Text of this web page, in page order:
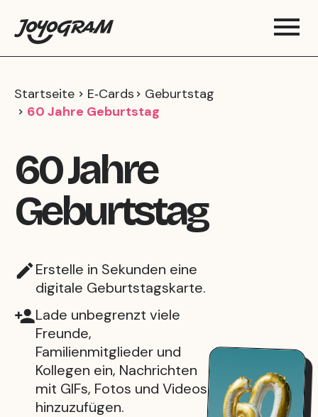
Startseite E‑Cards
Geburtstag
60 Jahre Geburtstag
60 Jahre
Geburtstag
Erstelle in Sekunden eine
digitale Geburtstagskarte.
Lade unbegrenzt viele
Freunde,
Familienmitglieder und
Kollegen ein, Nachrichten
mit GIFs, Fotos und Videos
hinzuzufügen.